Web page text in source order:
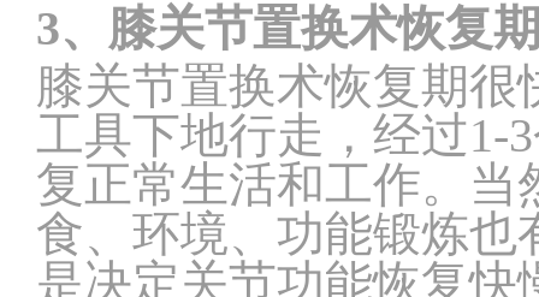
3、膝关节置换术恢复
膝关节置换术恢复期
工具下地行走，经过1-
复正常生活和工作。
食、环境、功能锻炼
是决定关节功能恢复